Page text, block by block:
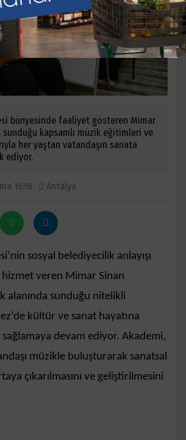
bünyesinde faaliyet gösteren Mimar
sunduğu kapsamlı müzik eğitimleri ve
her yaştan vatandaşın sanata
ediyor.
16:16 Antalya
sosyal belediyecilik anlayışı
veren Mimar Sinan
alanında sunduğu nitelikli
kültür ve sanat hayatına
devam ediyor. Akademi,
müzikle buluşturarak sanatsal
çıkarılmasını ve geliştirilmesini